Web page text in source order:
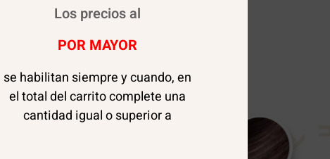
Los precios al
POR MAYOR
se habilitan siempre y cuando, en
el total del carrito complete una
cantidad igual o superior a